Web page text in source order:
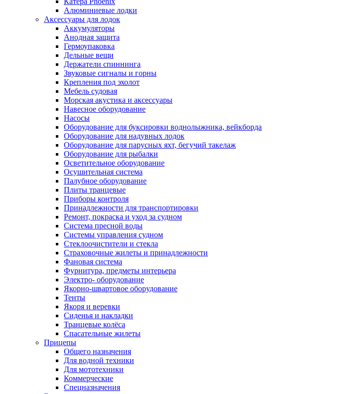
Алюминиевые лодки
Аксессуары для лодок
Аккумуляторы
Анодная защита
Гермоупаковка
Дельные вещи
Держатели спиннинга
Звуковые сигналы и горны
Крепления под эхолот
Мебель судовая
Морская акустика и аксессуары
Навесное оборудование
Насосы
Оборудование для буксировки воднолыжника, вейкборда
Оборудование для надувных лодок
Оборудование для парусных яхт, бегучий такелаж
Оборудование для рыбалки
Осветительное оборудование
Осушительная система
Палубное оборудование
Плиты транцевые
Приборы контроля
Принадлежности для транспортировки
Ремонт, покраска и уход за судном
Система пресной воды
Системы управления судном
Стеклоочистители и стекла
Страховочные жилеты и принадлежности
Фановая система
Фурнитура, предметы интерьера
Электро- оборудование
Якорно-швартовое оборудование
Тенты
Якоря и веревки
Сиденья и накладки
Транцевые колёса
Спасательные жилеты
Прицепы
Общего назначения
Для водной техники
Для мототехники
Коммерческие
Спецназначения